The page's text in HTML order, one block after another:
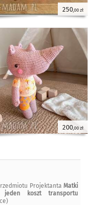
250,00 zł
200,00 zł
Projektanta Matki
jeden koszt transportu